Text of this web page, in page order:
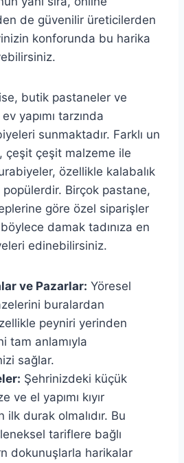
de güvenilir üreticilerden
konforunda bu harika
butik pastaneler ve
yapımı tarzında
sunmaktadır. Farklı un
çeşit çeşit malzeme ile
özellikle kalabalık
Birçok pastane,
göre özel siparişler
damak tadınıza en
edinebilirsiniz.
ve Pazarlar: Yöresel
buralardan
peyniri yerinden
tam anlamıyla
sağlar.
Şehrinizdeki küçük
ve el yapımı kıyır
ilk durak olmalıdır. Bu
tariflere bağlı
dokunuşlarla harikalar